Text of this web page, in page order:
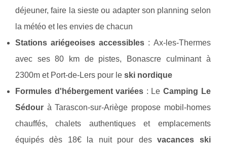
déjeuner, faire la sieste ou adapter son planning selon
la météo et les envies de chacun
Stations ariégeoises accessibles : Ax-les-Thermes
avec ses 80 km de pistes, Bonascre culminant à
2300m et Port-de-Lers pour le ski nordique
Formules d'hébergement variées : Le Camping Le
Sédour à Tarascon-sur-Ariège propose mobil-homes
chauffés, chalets authentiques et emplacements
équipés dès 18€ la nuit pour desvacances ski